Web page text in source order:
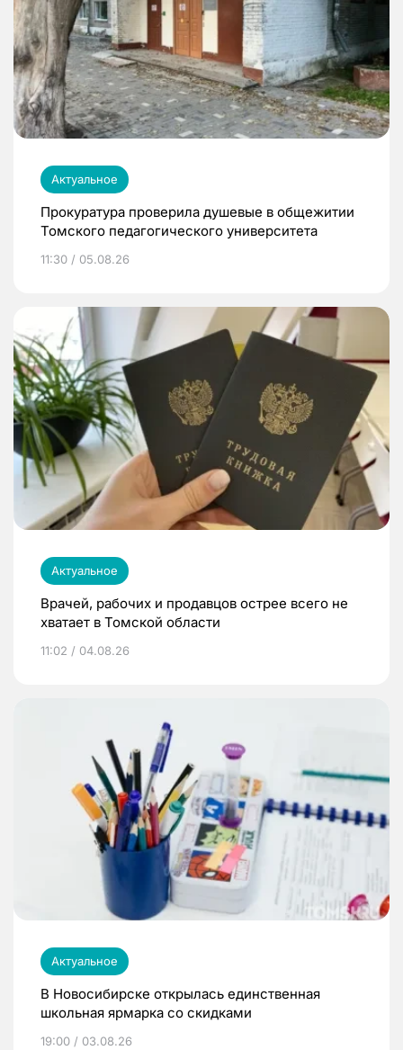
Актуальное
Прокуратура проверила душевые в общежитии
Томского педагогического университета
11:30 / 05.08.26
Актуальное
Врачей, рабочих и продавцов острее всего не
хватает в Томской области
11:02 / 04.08.26
Актуальное
В Новосибирске открылась единственная
школьная ярмарка со скидками
19:00 / 03.08.26